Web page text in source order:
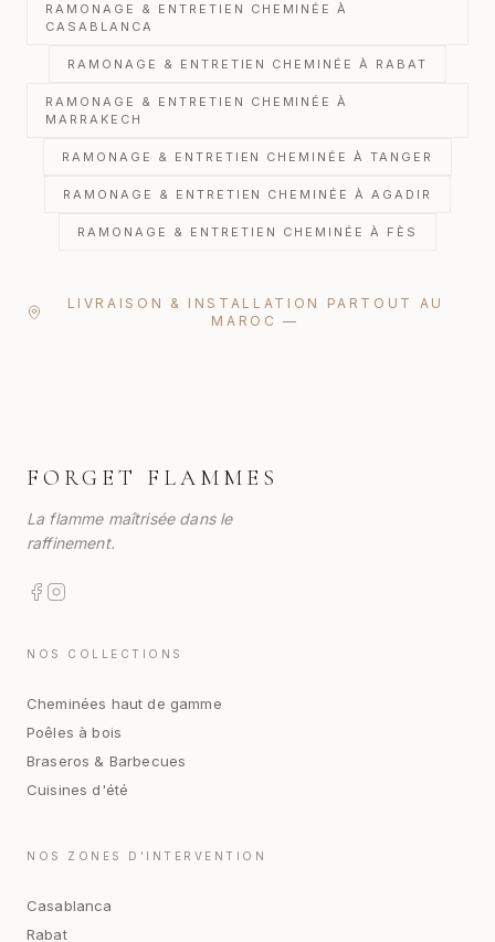
RAMONAGE & ENTRETIEN CHEMINÉE
À
CASABLANCA
RAMONAGE & ENTRETIEN CHEMINÉE À RABAT
RAMONAGE & ENTRETIEN CHEMINÉE
À
MARRAKECH
RAMONAGE & ENTRETIEN CHEMINÉE À TANGER
RAMONAGE & ENTRETIEN CHEMINÉE À AGADIR
RAMONAGE & ENTRETIEN CHEMINÉE À FÈS
LIVRAISON & INSTALLATION PARTOUT AU
MAROC —
FORGET FLAMMES
La flamme maîtrisée dans le
raffinement.
NOS COLLECTIONS
Cheminées haut de gamme
Poêles à bois
Braseros & Barbecues
Cuisines d'été
NOS ZONES D'INTERVENTION
Casablanca
Rabat